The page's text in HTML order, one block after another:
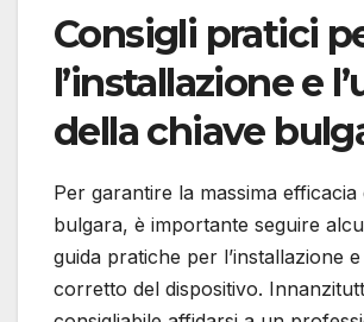
Consigli pratici
l’installazione e
della chiave
Per garantire la massima efficacia
bulgara, è importante seguire
guida pratiche per l’installazione e
corretto del dispositivo.